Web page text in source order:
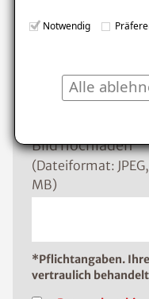
Notwendig
Alle
Bild hochladen
(Dateiformat: JPEG,
MB)
*Pflichtangaben.
vertraulich